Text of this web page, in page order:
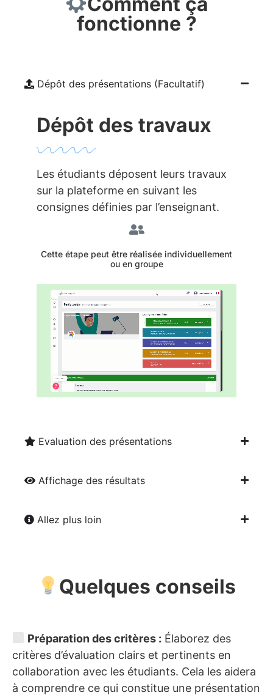
fonctionne ?
Dépôt des présentations (Facultatif)
Dépôt des travaux
Les étudiants déposent leurs travaux
sur la plateforme en suivant les
consignes définies par l’enseignant.
Cette étape peut être réalisée individuellement
ou en groupe
Evaluation des présentations
Affichage des résultats
Allez plus loin
Quelques conseils
Préparation des critères : Élaborez des
critères d’évaluation clairs et pertinents en
collaboration avec les étudiants. Cela les aidera
à comprendre ce qui constitue une présentation